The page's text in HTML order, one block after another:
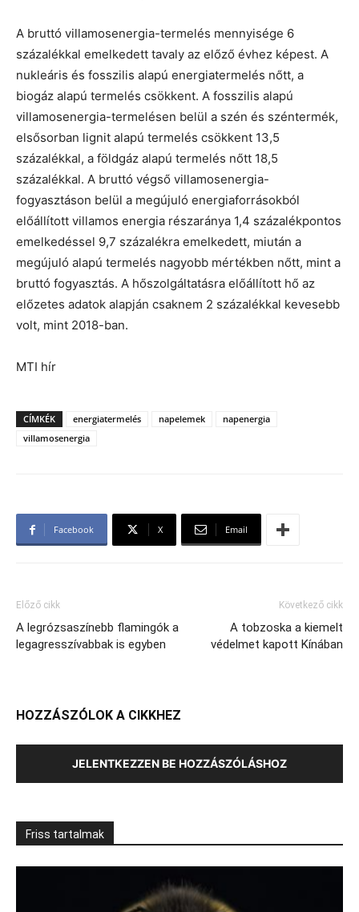
A bruttó villamosenergia-termelés mennyisége 6
százalékkal emelkedett tavaly az előző évhez képest. A
nukleáris és fosszilis alapú energiatermelés nőtt, a
biogáz alapú termelés csökkent. A fosszilis alapú
villamosenergia-termelésen belül a szén és széntermék,
elsősorban lignit alapú termelés csökkent 13,5
százalékkal, a földgáz alapú termelés nőtt 18,5
százalékkal. A bruttó végső villamosenergia-
fogyasztáson belül a megújuló energiaforrásokból
előállított villamos energia részaránya 1,4 százalékpontos
emelkedéssel 9,7 százalékra emelkedett, miután a
megújuló alapú termelés nagyobb mértékben nőtt, mint a
bruttó fogyasztás. A hőszolgáltatásra előállított hő az
előzetes adatok alapján csaknem 2 százalékkal kevesebb
volt, mint 2018-ban.
MTI hír
CÍMKÉK energiatermelés napelemek
napenergia
villamosenergia
Facebook X Email
Előző cikk
A legrózsaszínebb flamingók a
legagresszívabbak is egyben
Következő cikk
A tobzoska a kiemelt
védelmet kapott Kínában
HOZZÁSZÓLOK A CIKKHEZ
JELENTKEZZEN BE HOZZÁSZÓLÁSHOZ
Friss tartalmak